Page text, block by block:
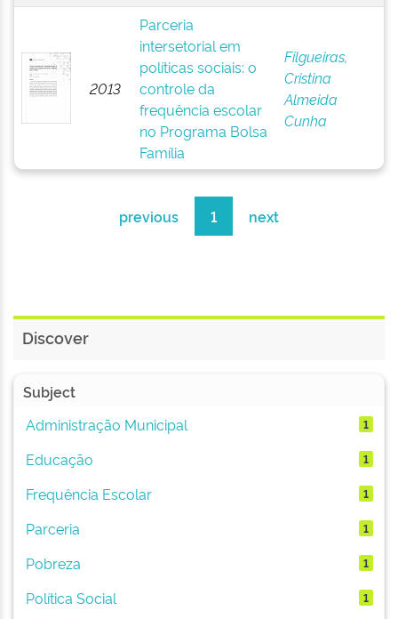
2013
Parceria
intersetorial em
políticas sociais: o
controle da
frequência escolar
no Programa Bolsa
Família
Filgueiras,
Cristina
Almeida
Cunha
previous 1 next
Discover
Subject
Administração Municipal
1
Educação 1
Frequência Escolar 1
Parceria 1
Pobreza 1
Política Social 1